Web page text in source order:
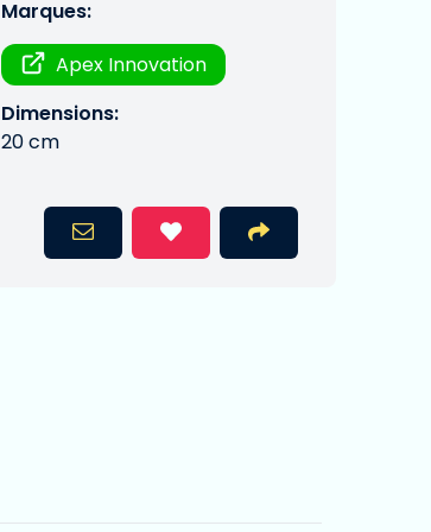
Marques:
Apex Innovation
Dimensions:
20 cm